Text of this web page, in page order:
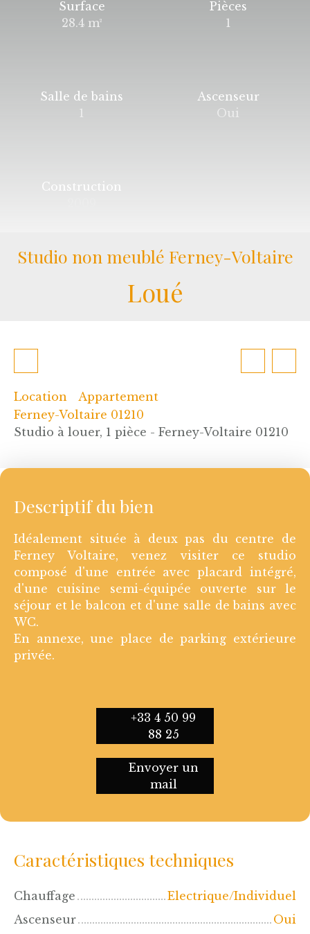
Surface
28.4 m²
Pièces
1
Salle de bains
1
Ascenseur
Oui
Construction
Studio non meublé Ferney-Voltaire
Loué
Location
Appartement
Ferney-Voltaire 01210
Studio à louer, 1 pièce - Ferney-Voltaire 01210
Descriptif du bien
Idéalement située à deux pas du centre de
Ferney Voltaire, venez visiter ce studio
composé d'une entrée avec placard intégré,
d'une cuisine semi-équipée ouverte sur le
séjour et le balcon et d'une salle de bains avec
WC.
En annexe, une place de parking extérieure
privée.
+33 4 50 99
88 25
Envoyer un
mail
Caractéristiques techniques
Chauffage
Electrique/Individuel
Ascenseur
Oui